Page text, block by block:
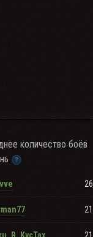
количество боёв